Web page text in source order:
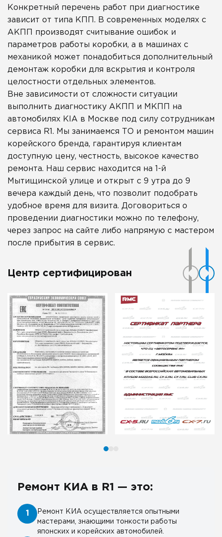
Конкретный перечень работ при диагностике
зависит от типа КПП. В современных моделях с
АКПП производят считывание ошибок и
параметров работы коробки, а в машинах с
механикой может понадобиться дополнительный
демонтаж коробки для вскрытия и контроля
целостности отдельных элементов.
Вне зависимости от сложности ситуации
выполнить диагностику АКПП и МКПП на
автомобилях KIA в Москве под силу сотрудникам
сервиса R1. Мы занимаемся ТО и ремонтом машин
корейского бренда, гарантируя клиентам
доступную цену, честность, высокое качество
ремонта. Наш сервис находится на 1-й
Мытищинской улице и открыт с 9 утра до 9
вечера каждый день, что позволит подобрать
удобное время для визита. Договориться о
проведении диагностики можно по телефону,
через запрос на сайте либо напрямую с мастером
после прибытия в сервис.
Центр сертифицирован
Ремонт КИА в R1 — это:
1
Ремонт КИА осуществляется опытными
мастерами, знающими тонкости работы
японских и корейских автомобилей.